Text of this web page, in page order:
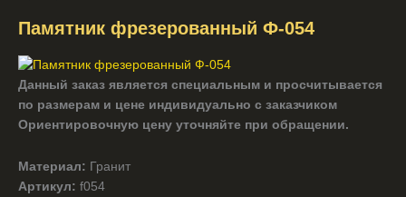
Памятник фрезерованный Ф-054
Данный заказ является специальным и просчитывается
по размерам и цене индивидуально с заказчиком
Ориентировочную цену уточняйте при обращении.
Материал: Гранит
Артикул: f054